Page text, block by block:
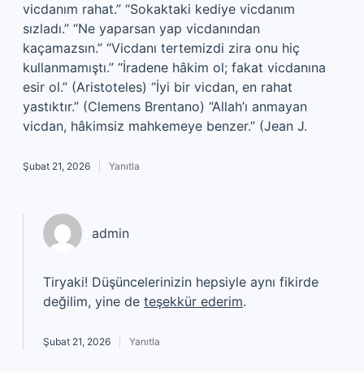
vicdanım rahat.” “Sokaktaki kediye vicdanım
sızladı.” “Ne yaparsan yap vicdanından
kaçamazsın.” “Vicdanı tertemizdi zira onu hiç
kullanmamıştı.” “İradene hâkim ol; fakat vicdanına
esir ol.” (Aristoteles) “İyi bir vicdan, en rahat
yastıktır.” (Clemens Brentano) “Allah’ı anmayan
vicdan, hâkimsiz mahkemeye benzer.” (Jean J.
Şubat 21, 2026 Yanıtla
admin
Tiryaki! Düşüncelerinizin hepsiyle aynı fikirde
değilim, yine de teşekkür ederim.
Şubat 21, 2026 Yanıtla